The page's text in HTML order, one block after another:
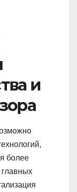
и
более